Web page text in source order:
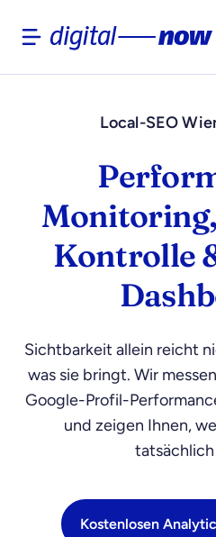
Local-SEO
Kontrolle
Sichtbarkeit allein reicht
was sie bringt. Wir
Google-Profil-
und zeigen Ihnen,
Kostenlosen